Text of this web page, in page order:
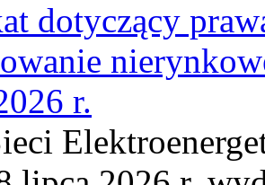
dotyczący
r.